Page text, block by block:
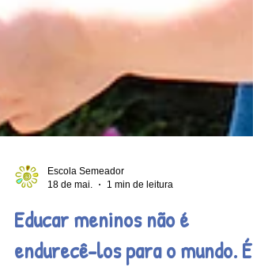
Escola Semeador
18 de mai.
1 min de leitura